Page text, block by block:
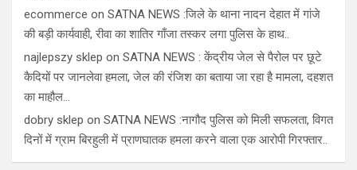
ecommerce on SATNA NEWS :जिले के थाना नादन देहात में गांजे
की बड़ी कार्यवाही, रीवा का शातिर गाँजा तस्कर लगा पुलिस के हाथ..
najlepszy sklep on SATNA NEWS : केंद्रीय जेल से पैरोल पर छूटे
कैदियों पर जानलेवा हमला, जेल की रंजिश का बताया जा रहा है मामला, दहशत
का माहौल…
dobry sklep on SATNA NEWS :नागौद पुलिस को मिली सफलता, विगत
दिनों में ग्राम बिरहुली में प्राणघातक हमला करने वाला एक आरोपी गिरफ्तार..